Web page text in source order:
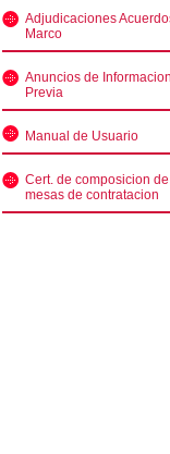
Adjudicaciones
Marco
Anuncios de Informacion
Previa
Manual de Usuario
Cert. de composicion
mesas de contratacion